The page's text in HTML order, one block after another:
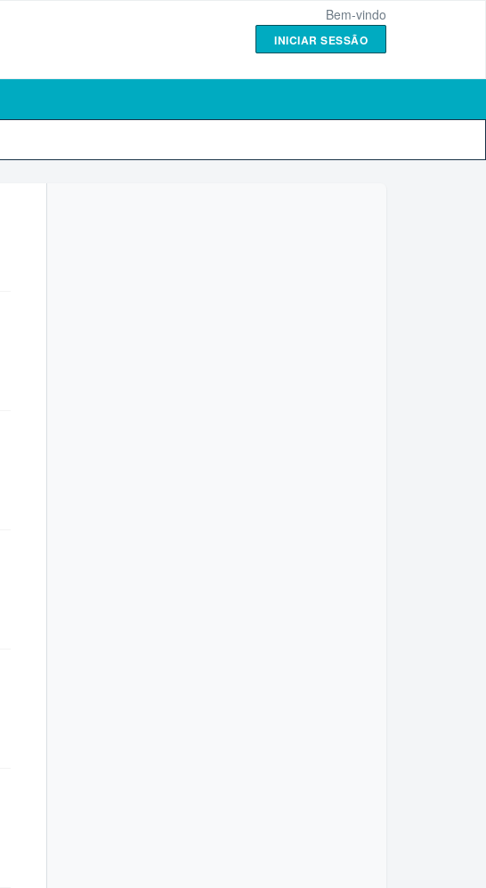
Bem-vindo
INICIAR SESSÃO